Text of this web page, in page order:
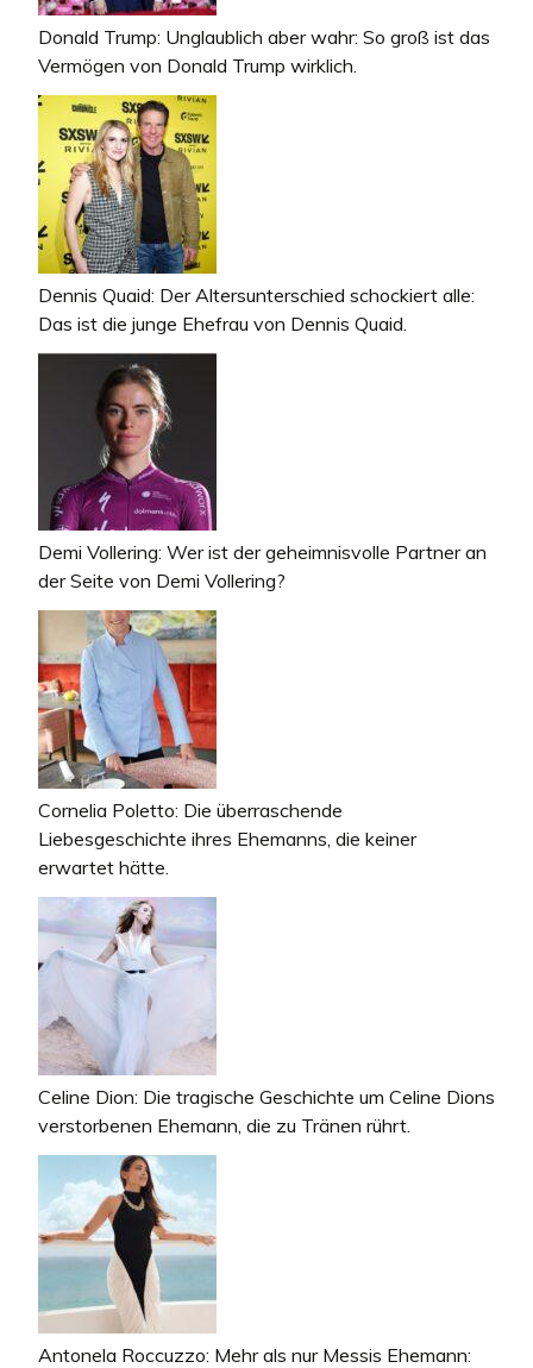
Donald Trump: Unglaublich aber wahr: So groß ist das
Vermögen von Donald Trump wirklich.
Dennis Quaid: Der Altersunterschied schockiert alle:
Das ist die junge Ehefrau von Dennis Quaid.
Demi Vollering: Wer ist der geheimnisvolle Partner an
der Seite von Demi Vollering?
Cornelia Poletto: Die überraschende
Liebesgeschichte ihres Ehemanns, die keiner
erwartet hätte.
Celine Dion: Die tragische Geschichte um Celine Dions
verstorbenen Ehemann, die zu Tränen rührt.
Antonela Roccuzzo: Mehr als nur Messis Ehemann: